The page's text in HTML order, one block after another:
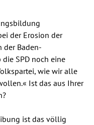
der Erosion der
der Baden-
SPD noch eine
wie wir alle
Ist das aus Ihrer
ist das völlig